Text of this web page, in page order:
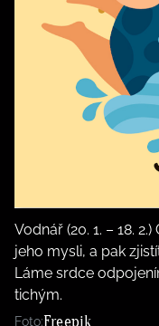
Vodnář (20. 1. – 18.
jeho mysli, a pak
Láme srdce
tichým.
Foto:Freepik